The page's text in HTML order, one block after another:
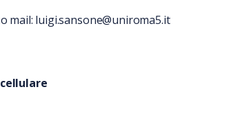
mail: luigi.sansone@uniroma5.it